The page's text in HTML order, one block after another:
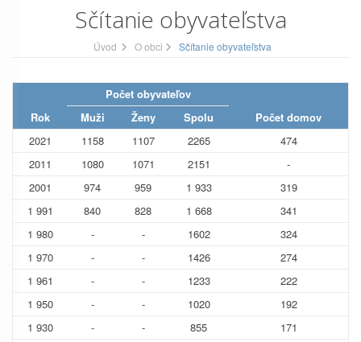
Sčítanie obyvateľstva
Úvod O obci Sčítanie obyvateľstva
Rok
Počet obyvateľov
Počet domov
Muži Ženy
Spolu
2021
1158 1107 2265
474
2011
1080 1071 2151
-
2001
974 959 1 933
319
1 991
840 828 1 668
341
1 980
- - 1602
324
1 970
- - 1426
274
1 961
- - 1233
222
1 950
- - 1020
192
1 930
- - 855
171